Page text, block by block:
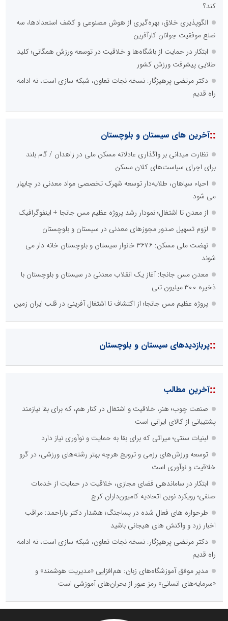
کند؟
الگوپذیری خلاق، بهره‌گیری از هوش مصنوعی و کشف استعدادها، سه
ضلع موفقیت جوانان کارآفرین
ابتکار در حمایت از باشگاه‌ها و خلاقیت در توسعه ورزش همگانی؛ کلید
طلایی پیشرفت ورزش کشور
دکتر مرتضی پرهیزگار: نسخه نجات تعاون، شبکه سازی است، نه ادامه
راه قدیم
::آخرین های سیستان و بلوچستان
نظارت میدانی بر واگذاری عادلانه مسکن ملی در زاهدان / گام بلند
برای اجرای سیاست‌های کلان مسکن
احیاء سپاهان، طلایه‌دار توسعه شهرک تخصصی مواد معدنی در چابهار
می شود
از معدن تا اشتغال؛ نمودار رشد پروژه عظیم مس جانجا + اینفوگرافیک
لزوم تسهیل صدور مجوزهای معدنی در سیستان و بلوچستان
نهضت ملی مسکن: ۳۶۷۶ خانوار سیستان و بلوچستان خانه دار می
شوند
معدن مس جانجا: آغاز یک انقلاب معدنی در سیستان و بلوچستان با
ذخیره ۳۰۰ میلیون تنی
پروژه عظیم مس جانجا؛ از اکتشاف تا اشتغال آفرینی در قلب ایران زمین
::پربازدیدهای سیستان و بلوچستان
::آخرین مطالب
صنعت چوب؛ هنر، خلاقیت و اشتغال در کنار هم، که برای بقا نیازمند
پشتیبانی از کالای ایرانی است
لبنیات سنتی؛ میراثی که برای بقا به حمایت و نوآوری نیاز دارد
توسعه ورزش‌های رزمی و ترویج هرچه بهتر رشته‌های ورزشی، در گرو
خلاقیت و نوآوری است
ابتکار در ساماندهی فضای مجازی، خلاقیت در حمایت از خدمات
صنفی؛ رویکرد نوین اتحادیه کامیون‌داران کرج
طرحواره های فعال شده در پساجنگ؛ هشدار دکتر یاراحمد: مراقب
اخبار زرد و واکنش های هیجانی باشید
دکتر مرتضی پرهیزگار: نسخه نجات تعاون، شبکه سازی است، نه ادامه
راه قدیم
مدیر موفق آموزشگاه‌های زبان: هم‌افزایی «مدیریت هوشمند» و
«سرمایه‌های انسانی» رمز عبور از بحران‌های آموزشی است